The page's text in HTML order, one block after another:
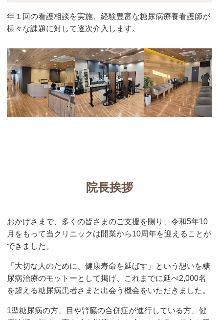
年１回の看護相談を実施。経験豊富な糖尿病療養看護師が
様々な課題に対して逐次介入します。
院長挨拶
おかげさまで、多くの皆さまのご支援を賜り、令和5年10
月をもって当クリニックは開業から10周年を迎えることが
できました。
「大切な人のために、健康寿命を延ばす」という想いを糖
尿病治療のモットーとして掲げ、これまでに延べ2,000名
を超える糖尿病患者さまと出会う機会をいただきました。
1型糖尿病の方、目や腎臓の合併症が進行している方、健